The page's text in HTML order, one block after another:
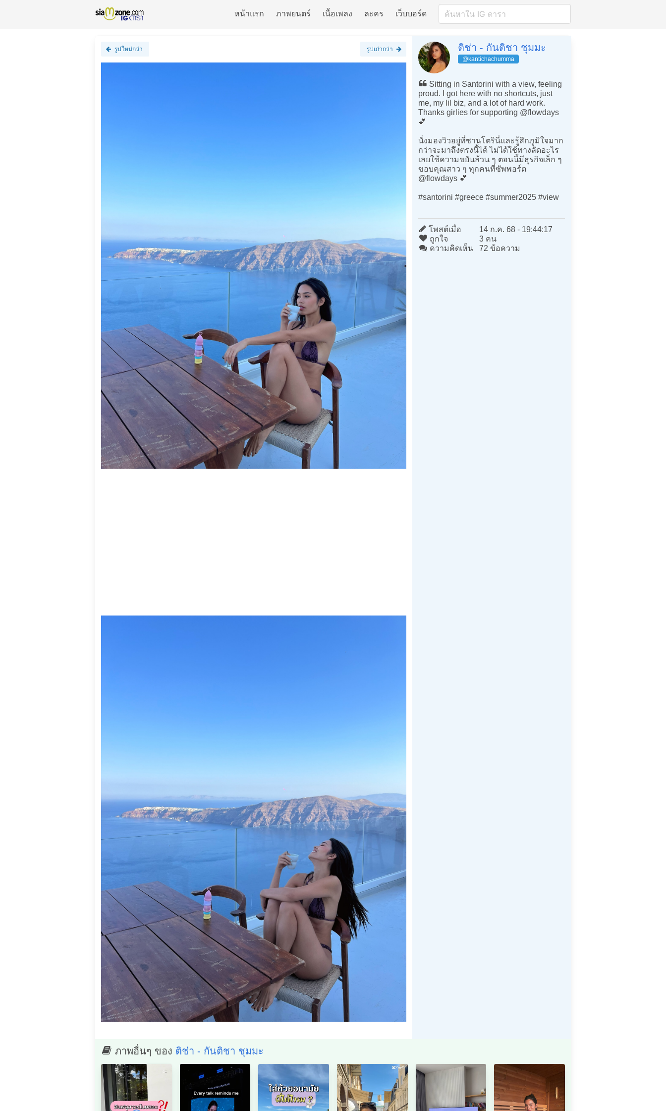
หน้าแรก ภาพยนตร์ เนื้อเพลง ละคร เว็บบอร์ด
รูปใหม่กว่า รูปเก่ากว่า ติช่า - กันติชา ชุมมะ
@kantichachumma
Sitting in Santorini with a view, feeling
proud. I got here with no shortcuts, just
me, my lil biz, and a lot of hard work.
Thanks girlies for supporting @flowdays
💕
นั่งมองวิวอยู่ที่ซานโตรินี่และรู้สึกภูมิใจมาก
กว่าจะมาถึงตรงนี้ได้ ไม่ได้ใช้ทางลัดอะไร
เลยใช้ความขยันล้วน ๆ ตอนนี้มีธุรกิจเล็ก ๆ
ขอบคุณสาว ๆ ทุกคนที่ซัพพอร์ต
@flowdays 💕
#santorini #greece #summer2025 #view
โพสต์เมื่อ
14 ก.ค. 68 - 19:44:17
ถูกใจ
3 คน
ความคิดเห็น
72 ข้อความ
ภาพอื่นๆ ของ ติช่า - กันติชา ชุมมะ